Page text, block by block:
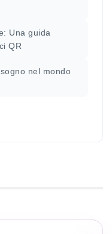
Una guida
QR
nel mondo